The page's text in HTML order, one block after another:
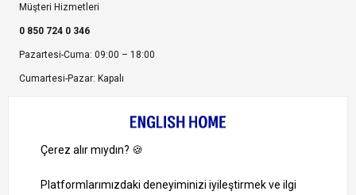
Müşteri Hizmetleri
0 850 724 0 346
Pazartesi-Cuma: 09:00 – 18:00
Cumartesi-Pazar: Kapalı
Ayrıcalıklardan yararlanmak için uygulamamızı indirin.